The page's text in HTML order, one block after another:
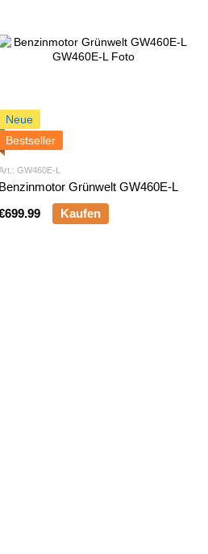
Neue
Bestseller
GW460E-L
Benzinmotor Grünwelt GW460E-L
Kaufen